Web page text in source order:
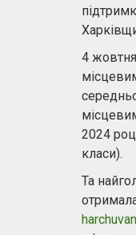
4
2024
класи).
Та